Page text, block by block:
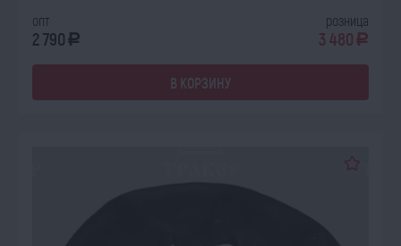
опт
2 790 a
розница
3 480 a
В КОРЗИНУ